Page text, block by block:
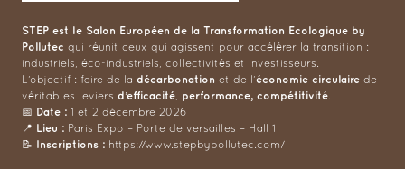
STEP est le Salon Européen de la Transformation Ecologique by
Pollutec qui réunit ceux qui agissent pour accélérer la transition :
industriels, éco-industriels, collectivités et investisseurs.
L’objectif : faire de la décarbonation et de l’économie circulaire de
véritables leviers d’efficacité, performance, compétitivité.
📅
Date : 1 et 2 décembre 2026
📍
Lieu : Paris Expo – Porte de versailles – Hall 1
📝
Inscriptions : https://www.stepbypollutec.com/